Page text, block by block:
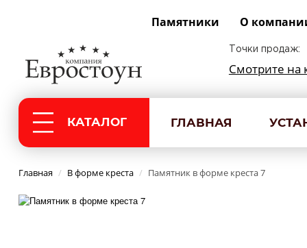
Памятники О
Точки продаж:
Смотрите на
КАТАЛОГ ГЛАВНАЯ
Главная / В форме креста / Памятник в форме креста 7